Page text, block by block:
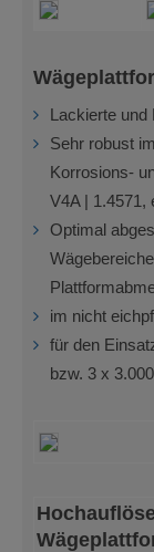
Lackierte
Sehr robust
Korrosions-
V4A | 1.4571,
Optimal
im nicht
für den
bzw. 3 x